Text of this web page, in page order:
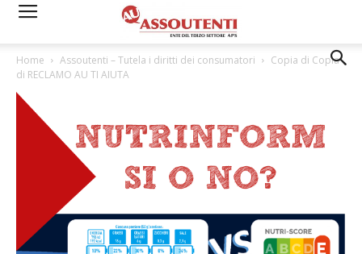
Home Assoutenti – Tutela i diritti dei consumatori
Copia di Copia
di RECLAMO AU TI AIUTA